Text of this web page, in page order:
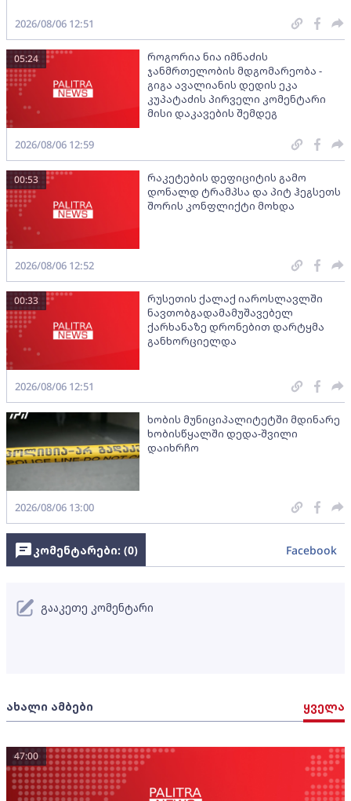
2026/08/06 12:51
როგორია ნია იმნაძის
ჯანმრთელობის მდგომარეობა -
გიგა ავალიანის დედის ეკა
კუპატაძის პირველი კომენტარი
მისი დაკავების შემდეგ
05:24
2026/08/06 12:59
რაკეტების დეფიციტის გამო
დონალდ ტრამპსა და პიტ ჰეგსეთს
შორის კონფლიქტი მოხდა
00:53
2026/08/06 12:52
რუსეთის ქალაქ იაროსლავლში
ნავთობგადამამუშავებელ
ქარხანაზე დრონებით დარტყმა
განხორციელდა
00:33
2026/08/06 12:51
ხობის მუნიციპალიტეტში მდინარე
ხობისწყალში დედა-შვილი
დაიხრჩო
2026/08/06 13:00
ახალი ამბები ყველა
47:00
კომენტარები: (0) Facebook
გააკეთე კომენტარი